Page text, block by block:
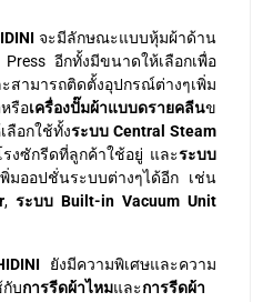
จะมีลักษณะแบบหุ้มผ้าด้าน
อีกทั้งมีขนาดให้เลือกเพื่อ
ามารถติดตั้งอุปกรณ์ต่างๆเพิ่ม
หรือเครื่องปั๊มผ้าแบบดรายคลีนข
ลือกใช้ทั้งระบบ Central Steam
งซักรีดที่ลูกค้าใช้อยู่ และระบบ
มออปชั่นระบบต่างๆได้อีก เช่น
,ระบบ Built-in Vacuum Unit
ยังมีความพิเศษและความ
กับการรีดผ้าไหมและการรีดผ้า